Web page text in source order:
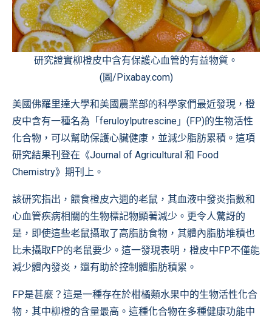
研究證實柳橙皮中含有保護心血管的有益物質。
(圖/Pixabay.com)
美國佛羅里達大學和美國農業部的科學家們最近發現，橙
皮中含有一種名為「feruloylputrescine」(FP)的生物活性
化合物，可以幫助保護心臟健康，並減少脂肪累積。這項
研究結果刊登在 《Journal of Agricultural 和 Food
Chemistry》 期刊上。
該研究指出，餵食橙皮六週的老鼠，其血液中發炎指數和
心血管疾病相關的生物標記物顯著減少。更令人驚訝的
是，即使這些老鼠攝取了高脂肪食物，其體內脂肪堆積也
比未攝取FP的老鼠要少。這一發現表明，橙皮中FP不僅能
減少體內發炎，還有助於控制體脂肪積累。
FP是甚麼？這是一種存在於柑橘類水果中的生物活性化合
物，其中柳橙的含量最高。這種化合物在多種健康功能中